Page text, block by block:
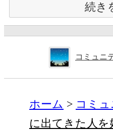
続き
コミュニ
ホーム コミュ
に出てきた人